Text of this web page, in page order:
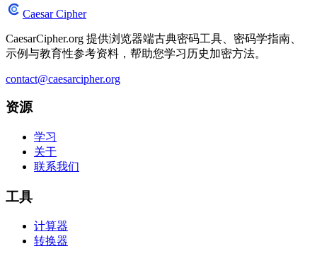
Caesar Cipher
CaesarCipher.org 提供浏览器端古典密码工具、密码学指南、
示例与教育性参考资料，帮助您学习历史加密方法。
contact@caesarcipher.org
资源
学习
关于
联系我们
工具
计算器
转换器